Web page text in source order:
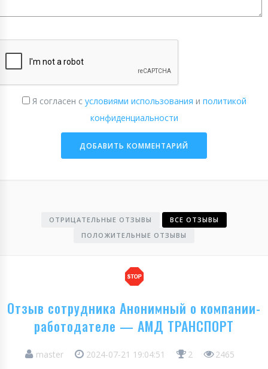
Я согласен с условиями использования и политикой
конфиденциальности
ОТРИЦАТЕЛЬНЫЕ ОТЗЫВЫ
ВСЕ ОТЗЫВЫ
ПОЛОЖИТЕЛЬНЫЕ ОТЗЫВЫ
Отзыв сотрудника Анонимный о компании-
работодателе — АМД ТРАНСПОРТ
master 2024-07-21 19:04:51 2 2465